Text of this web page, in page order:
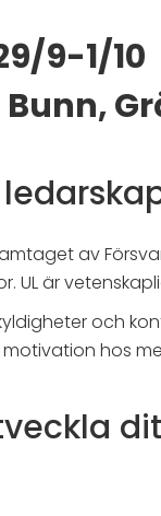
9-1/10
av
UL är
och
hos